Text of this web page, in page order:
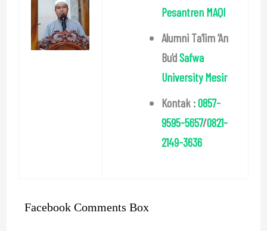
Pesantren MAQI
Alumni Ta’lim ‘An
Bu’dSafwa
University Mesir
Kontak :0857-
9595-5657/0821-
2149-3636
Facebook Comments Box